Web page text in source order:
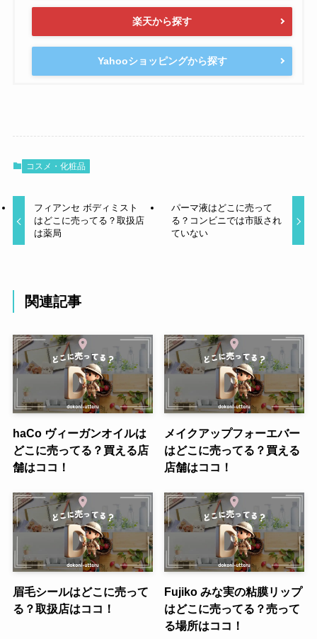
楽天から探す
Yahooショッピングから探す
コスメ・化粧品
フィアンセ ボディミスト
はどこに売ってる？取扱店
は薬局
パーマ液はどこに売って
る？コンビニでは市販され
ていない
関連記事
haCo ヴィーガンオイルは
どこに売ってる？買える店
舗はココ！
メイクアップフォーエバー
はどこに売ってる？買える
店舗はココ！
眉毛シールはどこに売って
る？取扱店はココ！
Fujiko みな実の粘膜リップ
はどこに売ってる？売って
る場所はココ！